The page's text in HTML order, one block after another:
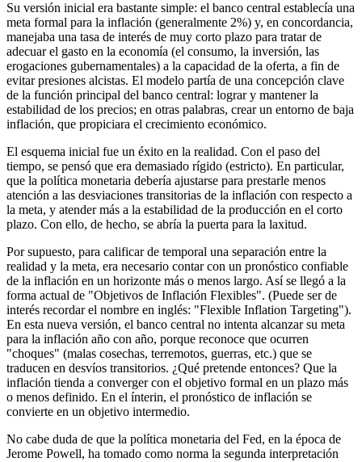
Su versión inicial era bastante simple: el banco central establecía una
meta formal para la inflación (generalmente 2%) y, en concordancia,
manejaba una tasa de interés de muy corto plazo para tratar de
adecuar el gasto en la economía (el consumo, la inversión, las
erogaciones gubernamentales) a la capacidad de la oferta, a fin de
evitar presiones alcistas. El modelo partía de una concepción clave
de la función principal del banco central: lograr y mantener la
estabilidad de los precios; en otras palabras, crear un entorno de baja
inflación, que propiciara el crecimiento económico.
El esquema inicial fue un éxito en la realidad. Con el paso del
tiempo, se pensó que era demasiado rígido (estricto). En particular,
que la política monetaria debería ajustarse para prestarle menos
atención a las desviaciones transitorias de la inflación con respecto a
la meta, y atender más a la estabilidad de la producción en el corto
plazo. Con ello, de hecho, se abría la puerta para la laxitud.
Por supuesto, para calificar de temporal una separación entre la
realidad y la meta, era necesario contar con un pronóstico confiable
de la inflación en un horizonte más o menos largo. Así se llegó a la
forma actual de "Objetivos de Inflación Flexibles". (Puede ser de
interés recordar el nombre en inglés: "Flexible Inflation Targeting").
En esta nueva versión, el banco central no intenta alcanzar su meta
para la inflación año con año, porque reconoce que ocurren
"choques" (malas cosechas, terremotos, guerras, etc.) que se
traducen en desvíos transitorios. ¿Qué pretende entonces? Que la
inflación tienda a converger con el objetivo formal en un plazo más
o menos definido. En el ínterin, el pronóstico de inflación se
convierte en un objetivo intermedio.
No cabe duda de que la política monetaria del Fed, en la época de
Jerome Powell, ha tomado como norma la segunda interpretación